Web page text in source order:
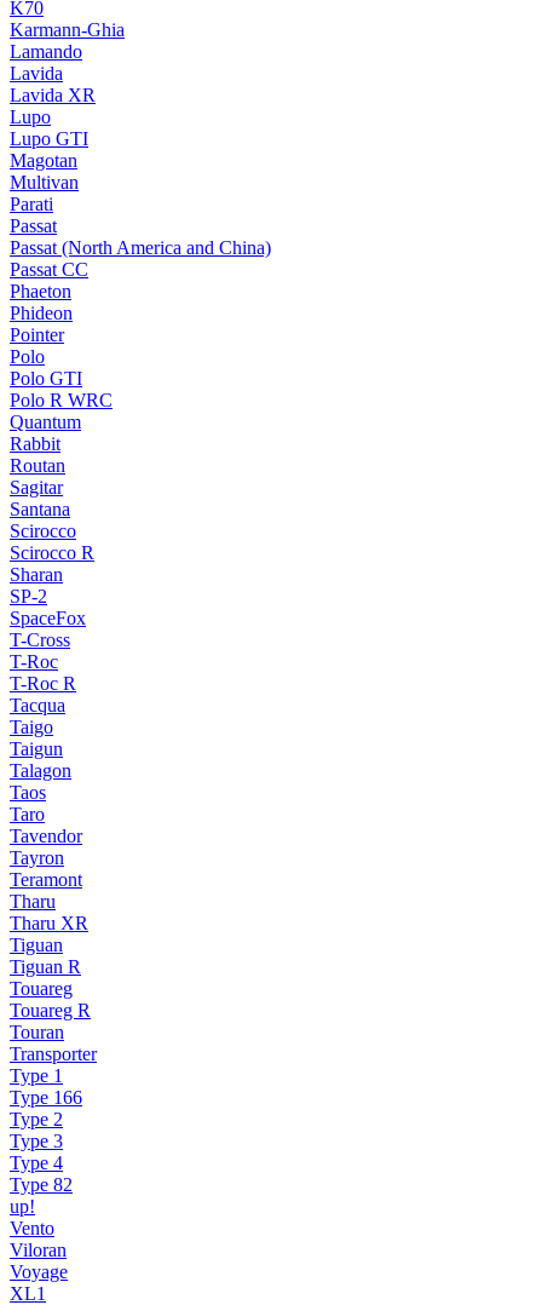
K70
Karmann-Ghia
Lamando
Lavida
Lavida XR
Lupo
Lupo GTI
Magotan
Multivan
Parati
Passat
Passat (North America and China)
Passat CC
Phaeton
Phideon
Pointer
Polo
Polo GTI
Polo R WRC
Quantum
Rabbit
Routan
Sagitar
Santana
Scirocco
Scirocco R
Sharan
SP-2
SpaceFox
T-Cross
T-Roc
T-Roc R
Tacqua
Taigo
Taigun
Talagon
Taos
Taro
Tavendor
Tayron
Teramont
Tharu
Tharu XR
Tiguan
Tiguan R
Touareg
Touareg R
Touran
Transporter
Type 1
Type 166
Type 2
Type 3
Type 4
Type 82
up!
Vento
Viloran
Voyage
XL1